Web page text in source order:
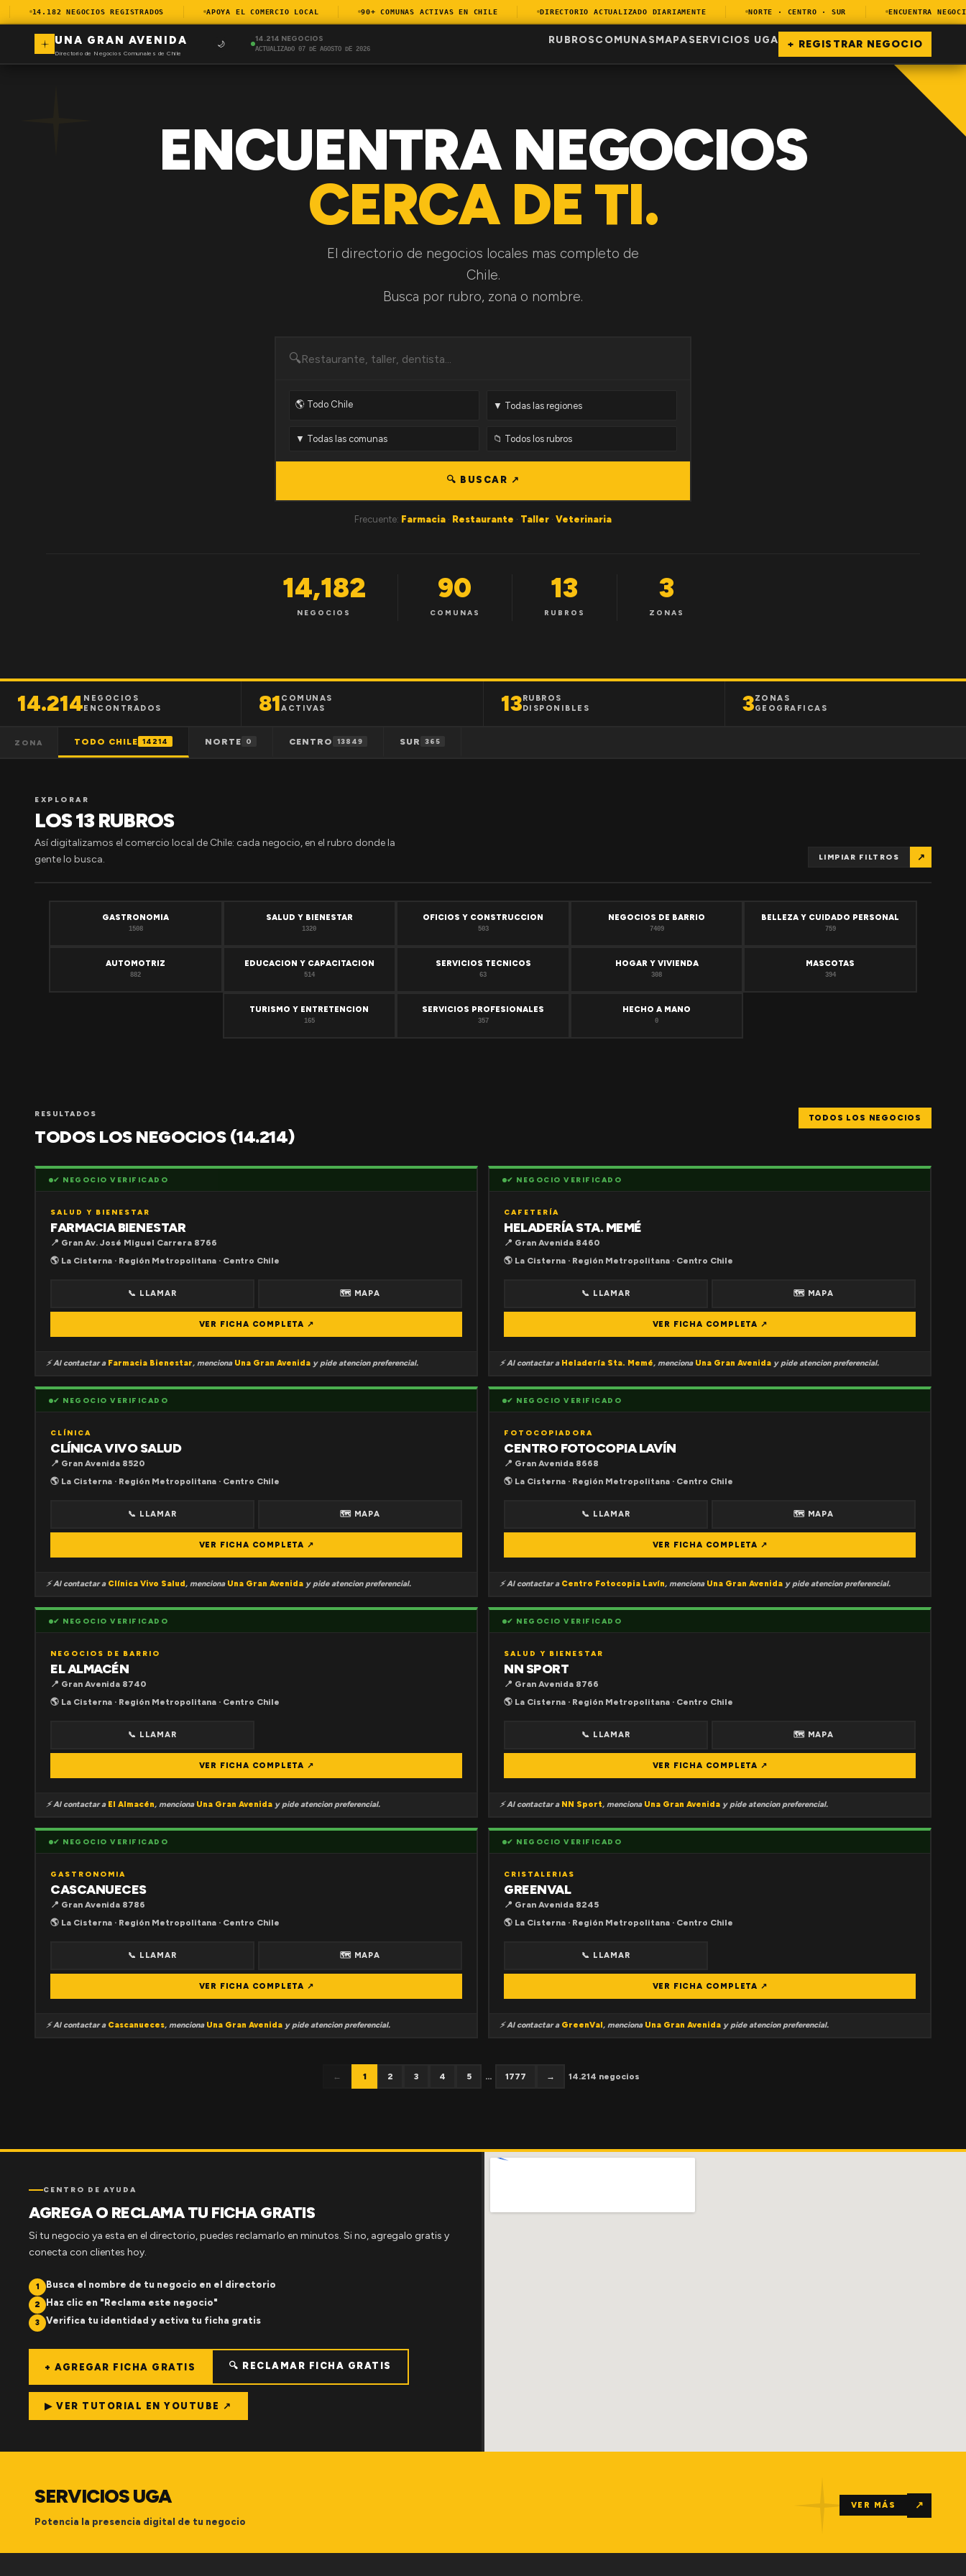
14.182 NEGOCIOS REGISTRADOS APOYA EL COMERCIO LOCAL 90+ COMUNAS ACTIVAS EN CHILE DIRECTORIO ACTUALIZADO DIARIAMENTE NORTE · CENTRO · SUR ENCUENTRA
UNA GRAN AVENIDA
Directorio de Negocios Comunales de Chile
🌙
14.214 NEGOCIOS
ACTUALIZADO 07 DE AGOSTO DE 2026
RUBROSCOMUNASMAPASERVICIOS UGA + REGISTRAR NEGOCIO
ENCUENTRA NEGOCIOS
CERCA DE TI.
El directorio de negocios locales mas completo de
Chile.
Busca por rubro, zona o nombre.
🔍
🔍 BUSCAR ↗
Frecuente: Farmacia · Restaurante · Taller · Veterinaria
14,182
NEGOCIOS
90
COMUNAS
13
RUBROS
3
ZONAS
14.214NEGOCIOS
ENCONTRADOS
81COMUNAS
ACTIVAS
13RUBROS
DISPONIBLES
3ZONAS
GEOGRAFICAS
ZONA TODO CHILE 14214 NORTE 0 CENTRO 13849 SUR 365
EXPLORAR
LOS 13 RUBROS
Así digitalizamos el comercio local de Chile: cada negocio, en el rubro donde la
gente lo busca.
LIMPIAR FILTROS ↗
GASTRONOMIA
1508
SALUD Y BIENESTAR
1320
OFICIOS Y CONSTRUCCION
503
NEGOCIOS DE BARRIO
7409
BELLEZA Y CUIDADO PERSONAL
759
AUTOMOTRIZ
882
EDUCACION Y CAPACITACION
514
SERVICIOS TECNICOS
63
HOGAR Y VIVIENDA
308
MASCOTAS
394
TURISMO Y ENTRETENCION
165
SERVICIOS PROFESIONALES
357
HECHO A MANO
0
RESULTADOS
TODOS LOS NEGOCIOS (14.214)
TODOS LOS NEGOCIOS
✔ NEGOCIO VERIFICADO
SALUD Y BIENESTAR
FARMACIA BIENESTAR
📍 Gran Av. José Miguel Carrera 8766
🌎 La Cisterna · Región Metropolitana · Centro Chile
📞 LLAMAR 🗺 MAPA
VER FICHA COMPLETA ↗
⚡ Al contactar a Farmacia Bienestar, menciona Una Gran Avenida y pide atencion preferencial.
✔ NEGOCIO VERIFICADO
CAFETERÍA
HELADERÍA STA. MEMÉ
📍 Gran Avenida 8460
🌎 La Cisterna · Región Metropolitana · Centro Chile
📞 LLAMAR 🗺 MAPA
VER FICHA COMPLETA ↗
⚡ Al contactar a Heladería Sta. Memé, menciona Una Gran Avenida y pide atencion preferencial.
✔ NEGOCIO VERIFICADO
CLÍNICA
CLÍNICA VIVO SALUD
📍 Gran Avenida 8520
🌎 La Cisterna · Región Metropolitana · Centro Chile
📞 LLAMAR 🗺 MAPA
VER FICHA COMPLETA ↗
⚡ Al contactar a Clínica Vivo Salud, menciona Una Gran Avenida y pide atencion preferencial.
✔ NEGOCIO VERIFICADO
FOTOCOPIADORA
CENTRO FOTOCOPIA LAVÍN
📍 Gran Avenida 8668
🌎 La Cisterna · Región Metropolitana · Centro Chile
📞 LLAMAR 🗺 MAPA
VER FICHA COMPLETA ↗
⚡ Al contactar a Centro Fotocopia Lavín, menciona Una Gran Avenida y pide atencion preferencial.
✔ NEGOCIO VERIFICADO
NEGOCIOS DE BARRIO
EL ALMACÉN
📍 Gran Avenida 8740
🌎 La Cisterna · Región Metropolitana · Centro Chile
📞 LLAMAR
VER FICHA COMPLETA ↗
⚡ Al contactar a El Almacén, menciona Una Gran Avenida y pide atencion preferencial.
✔ NEGOCIO VERIFICADO
SALUD Y BIENESTAR
NN SPORT
📍 Gran Avenida 8766
🌎 La Cisterna · Región Metropolitana · Centro Chile
📞 LLAMAR 🗺 MAPA
VER FICHA COMPLETA ↗
⚡ Al contactar a NN Sport, menciona Una Gran Avenida y pide atencion preferencial.
✔ NEGOCIO VERIFICADO
GASTRONOMIA
CASCANUECES
📍 Gran Avenida 8786
🌎 La Cisterna · Región Metropolitana · Centro Chile
📞 LLAMAR 🗺 MAPA
VER FICHA COMPLETA ↗
⚡ Al contactar a Cascanueces, menciona Una Gran Avenida y pide atencion preferencial.
✔ NEGOCIO VERIFICADO
CRISTALERIAS
GREENVAL
📍 Gran Avenida 8245
🌎 La Cisterna · Región Metropolitana · Centro Chile
📞 LLAMAR
VER FICHA COMPLETA ↗
⚡ Al contactar a GreenVal, menciona Una Gran Avenida y pide atencion preferencial.
← 1 2 3 4 5 ... 1777 → 14.214 negocios
CENTRO DE AYUDA
AGREGA O RECLAMA TU FICHA GRATIS
Si tu negocio ya esta en el directorio, puedes reclamarlo en minutos. Si no, agregalo gratis y
conecta con clientes hoy.
1 Busca el nombre de tu negocio en el directorio
2 Haz clic en "Reclama este negocio"
3 Verifica tu identidad y activa tu ficha gratis
+ AGREGAR FICHA GRATIS 🔍 RECLAMAR FICHA GRATIS
▶ VER TUTORIAL EN YOUTUBE ↗
SERVICIOS UGA
Potencia la presencia digital de tu negocio
VER MÁS ↗